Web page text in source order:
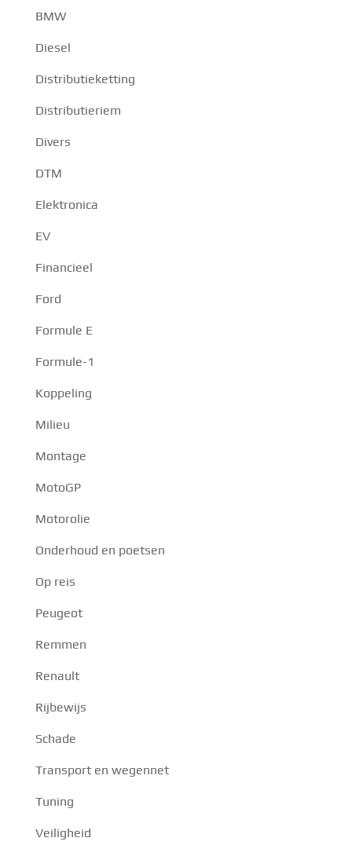
BMW
Diesel
Distributieketting
Distributieriem
Divers
DTM
Elektronica
EV
Financieel
Ford
Formule E
Formule-1
Koppeling
Milieu
Montage
MotoGP
Motorolie
Onderhoud en poetsen
Op reis
Peugeot
Remmen
Renault
Rijbewijs
Schade
Transport en wegennet
Tuning
Veiligheid